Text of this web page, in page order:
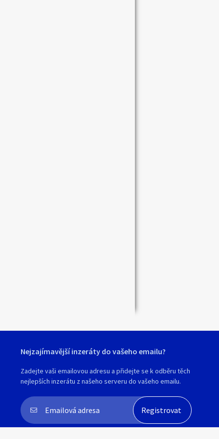
Nejzajímavější inzeráty do vašeho emailu?
Zadejte vaši emailovou adresu a přidejte se k odběru těch
nejlepších inzerátu z našeho serveru do vašeho emailu.